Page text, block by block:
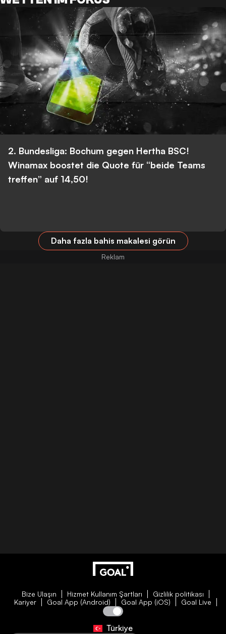
2. Bundesliga: Bochum gegen Hertha BSC!
Winamax boostet die Quote für “beide Teams
treffen” auf 14,50!
Daha fazla bahis makalesi görün
Bize Ulaşın Hizmet Kullanım Şartları
Gizlilik politikası
Kariyer
Goal App (Android) Goal App (iOS) Goal Live
Türkiye